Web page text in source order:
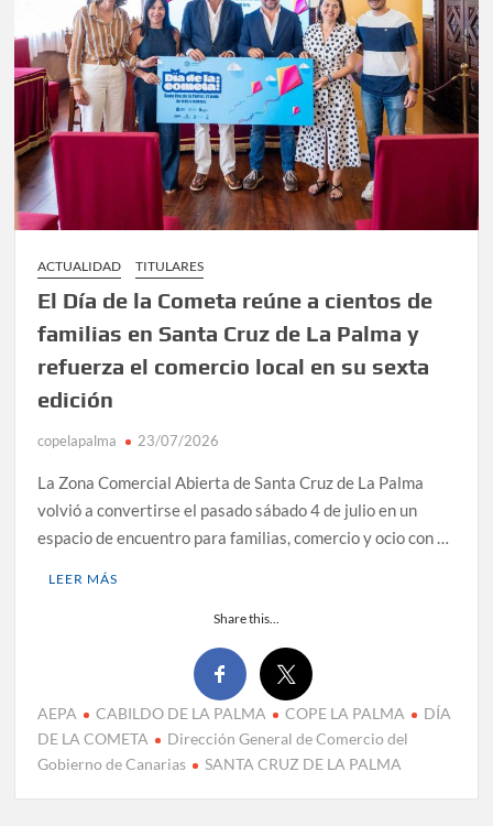
ACTUALIDAD TITULARES
El Día de la Cometa reúne a cientos de
familias en Santa Cruz de La Palma y
refuerza el comercio local en su sexta
edición
copelapalma 23/07/2026
La Zona Comercial Abierta de Santa Cruz de La Palma
volvió a convertirse el pasado sábado 4 de julio en un
espacio de encuentro para familias, comercio y ocio con …
LEER MÁS
Share this...
AEPA CABILDO DE LA PALMA COPE LA PALMA
DÍA
DE LA COMETA
Dirección General de Comercio del
Gobierno de Canarias
SANTA CRUZ DE LA PALMA